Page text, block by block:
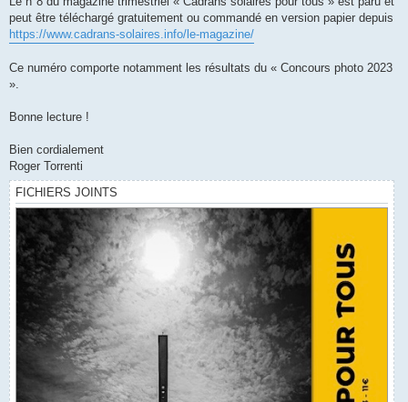
peut être téléchargé gratuitement ou commandé en version papier depuis
https://www.cadrans-solaires.info/le-magazine/
Ce numéro comporte notamment les résultats du « Concours photo 2023
».
Bonne lecture !
Bien cordialement
Roger Torrenti
FICHIERS JOINTS